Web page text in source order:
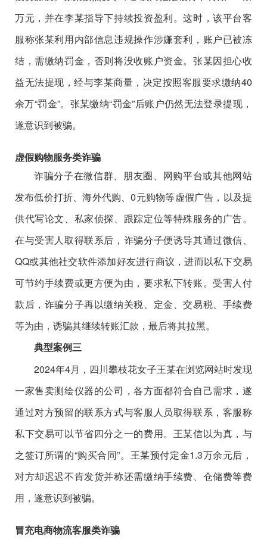
万元，并在李某指导下持续投资盈利。这时，该平台客
服称张某利用内部信息违规操作涉嫌套利，账户已被冻
结，需缴纳罚金，否则将没收账户资金。张某因担心收
益无法提现，经与李某商量，决定按照客服要求缴纳40
余万“罚金”。张某缴纳“罚金”后账户仍然无法登录提现，
遂意识到被骗。
虚假购物服务类诈骗
诈骗分子在微信群、朋友圈、网购平台或其他网站
发布低价打折、海外代购、0元购物等虚假广告，以及提
供代写论文、私家侦探、跟踪定位等特殊服务的广告。
在与受害人取得联系后，诈骗分子便诱导其通过微信、
QQ或其他社交软件添加好友进行商议，进而以私下交易
可节约手续费或更方便为由，要求私下转账。受害人付
款后，诈骗分子再以缴纳关税、定金、交易税、手续费
等为由，诱骗其继续转账汇款，最后将其拉黑。
典型案例三
2024年4月，四川攀枝花女子王某在浏览网站时发现
一家售卖测绘仪器的公司，各方面都符合自己需求，遂
通过对方预留的联系方式与客服人员取得联系，客服称
私下交易可以节省四分之一的费用。王某信以为真，与
之签订所谓的“购买合同”。王某预付定金1.3万余元后，
对方却迟迟不肯发货并称还需缴纳手续费、仓储费等费
用，遂意识到被骗。
冒充电商物流客服类诈骗